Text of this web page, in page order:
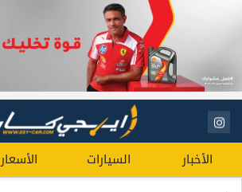
الأخبار السيارات الأسعار